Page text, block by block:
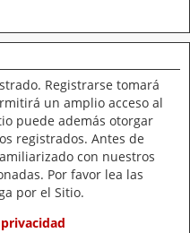
Registrarse tomará
un amplio acceso al
puede además otorgar
registrados. Antes de
con nuestros
Por favor lea las
por el Sitio.